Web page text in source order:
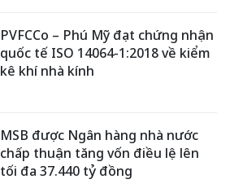
PVFCCo – Phú Mỹ đạt chứng nhận
quốc tế ISO 14064-1:2018 về kiểm
kê khí nhà kính
MSB được Ngân hàng nhà nước
chấp thuận tăng vốn điều lệ lên
tối đa 37.440 tỷ đồng